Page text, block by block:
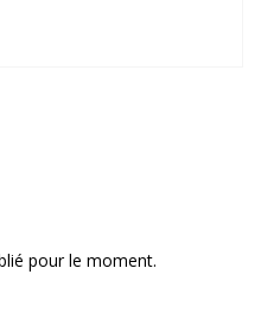
pour le moment.